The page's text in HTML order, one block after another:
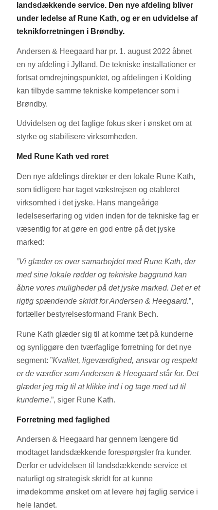
landsdækkende service. Den nye afdeling bliver
under ledelse af Rune Kath, og er en udvidelse af
teknikforretningen i Brøndby.
Andersen & Heegaard har pr. 1. august 2022 åbnet
en ny afdeling i Jylland. De tekniske installationer er
fortsat omdrejningspunktet, og afdelingen i Kolding
kan tilbyde samme tekniske kompetencer som i
Brøndby.
Udvidelsen og det faglige fokus sker i ønsket om at
styrke og stabilisere virksomheden.
Med Rune Kath ved roret
Den nye afdelings direktør er den lokale Rune Kath,
som tidligere har taget vækstrejsen og etableret
virksomhed i det jyske. Hans mangeårige
ledelseserfaring og viden inden for de tekniske fag er
væsentlig for at gøre en god entre på det jyske
marked:
”Vi glæder os over samarbejdet med Rune Kath, der
med sine lokale rødder og tekniske baggrund kan
åbne vores muligheder på det jyske marked. Det er et
rigtig spændende skridt for Andersen & Heegaard.”,
fortæller bestyrelsesformand Frank Bech.
Rune Kath glæder sig til at komme tæt på kunderne
og synliggøre den tværfaglige forretning for det nye
segment: ”Kvalitet, ligeværdighed, ansvar og respekt
er de værdier som Andersen & Heegaard står for. Det
glæder jeg mig til at klikke ind i og tage med ud til
kunderne.”, siger Rune Kath.
Forretning med faglighed
Andersen & Heegaard har gennem længere tid
modtaget landsdækkende forespørgsler fra kunder.
Derfor er udvidelsen til landsdækkende service et
naturligt og strategisk skridt for at kunne
imødekomme ønsket om at levere høj faglig service i
hele landet.